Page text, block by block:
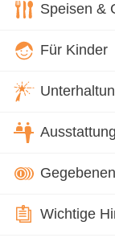
Speisen &
Für Kinder
Wichtige